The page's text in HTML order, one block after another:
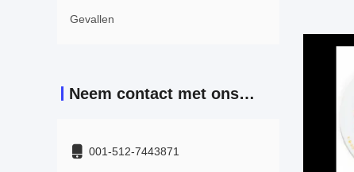
Gevallen
Neem contact met ons op
001-512-7443871